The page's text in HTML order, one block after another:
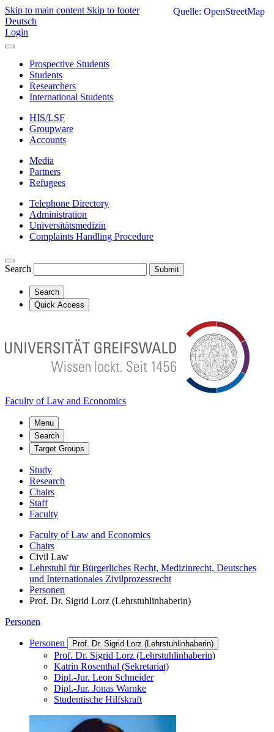
Skip to main content Skip to footer
Deutsch
Login
Prospective Students
Students
Researchers
International Students
HIS/LSF
Groupware
Accounts
Media
Partners
Refugees
Telephone Directory
Administration
Universitätsmedizin
Complaints Handling Procedure
Search Submit
Search
Quick Access
Faculty of Law and Economics
Menu
Search
Target Groups
Study
Research
Chairs
Staff
Faculty
Faculty of Law and Economics
Chairs
Civil Law
Lehrstuhl für Bürgerliches Recht, Medizinrecht, Deutsches
und Internationales Zivilprozessrecht
Personen
Prof. Dr. Sigrid Lorz (Lehrstuhlinhaberin)
Personen
Personen Prof. Dr. Sigrid Lorz (Lehrstuhlinhaberin)
Prof. Dr. Sigrid Lorz (Lehrstuhlinhaberin)
Katrin Rosenthal (Sekretariat)
Dipl.-Jur. Leon Schneider
Dipl.-Jur. Jonas Warnke
Studentische Hilfskraft
Quelle: OpenStreetMap